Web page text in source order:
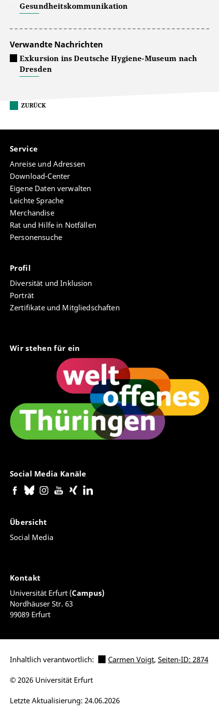
Gesundheitskommunikation
Verwandte Nachrichten
Exkursion ins Deutsche Hygiene-Museum nach
Dresden
ZURÜCK
Service
Anreise und Adressen
Download-Center
Eigene Daten verwalten
Leichte Sprache
Merchandise
Rat und Hilfe in Notfällen
Personensuche
Profil
Diversität und Inklusion
Porträt
Zertifikate und Mitgliedschaften
Wir stehen für ein
Social Media Kanäle
Übersicht
Social Media
Kontakt
Universität Erfurt (Campus)
Nordhäuser Str. 63
99089 Erfurt
Inhaltlich verantwortlich: Carmen Voigt, Seiten-ID: 2874
Letzte Aktualisierung: 24.06.2026
© 2026 Universität Erfurt